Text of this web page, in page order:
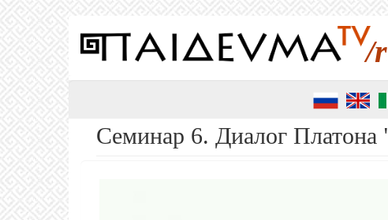
Перейти
основному
содержанию
/
Семинар 6. Диалог